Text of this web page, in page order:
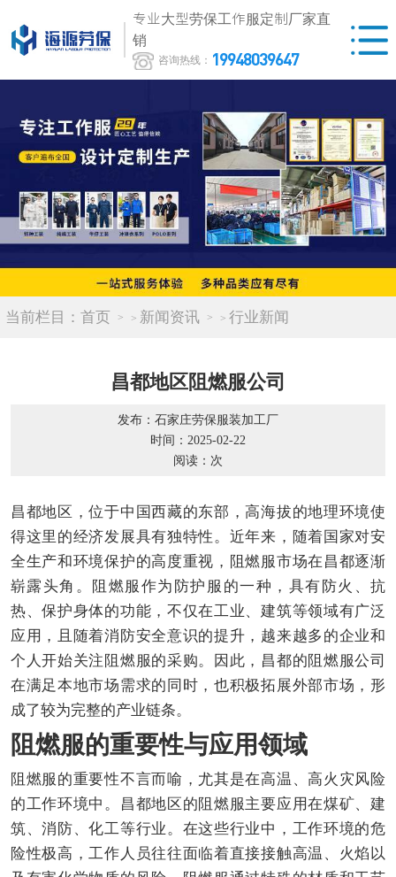
专业大型劳保工作服定制厂家直
销
咨询热线： 19948039647
当前栏目： 首页 > 新闻资讯 > 行业新闻
昌都地区阻燃服公司
发布：石家庄劳保服装加工厂
时间：2025-02-22
阅读： 次
昌都地区，位于中国西藏的东部，高海拔的地理环境使
得这里的经济发展具有独特性。近年来，随着国家对安
全生产和环境保护的高度重视，阻燃服市场在昌都逐渐
崭露头角。阻燃服作为防护服的一种，具有防火、抗
热、保护身体的功能，不仅在工业、建筑等领域有广泛
应用，且随着消防安全意识的提升，越来越多的企业和
个人开始关注阻燃服的采购。因此，昌都的阻燃服公司
在满足本地市场需求的同时，也积极拓展外部市场，形
成了较为完整的产业链条。
阻燃服的重要性与应用领域
阻燃服的重要性不言而喻，尤其是在高温、高火灾风险
的工作环境中。昌都地区的阻燃服主要应用在煤矿、建
筑、消防、化工等行业。在这些行业中，工作环境的危
险性极高，工作人员往往面临着直接接触高温、火焰以